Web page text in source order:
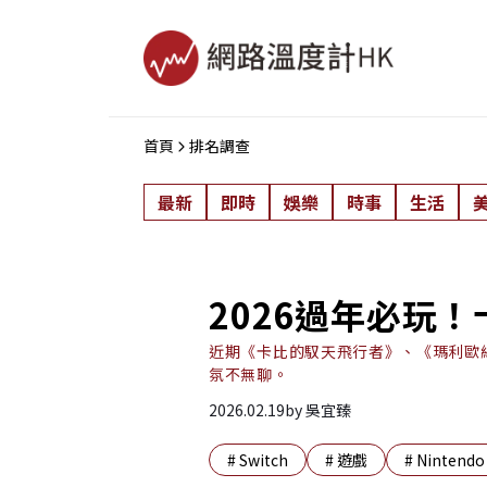
首頁 排名調查
最新 即時 娛樂 時事 生活
2026過年必玩
近期《卡比的馭天飛行者》、《瑪利
氛不無聊。
2026.02.19by吳宜臻
#Switch #遊戲 # Nintendo